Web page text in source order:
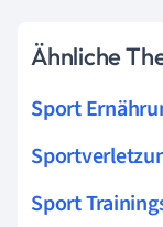
Ähnliche
Sport
Sport